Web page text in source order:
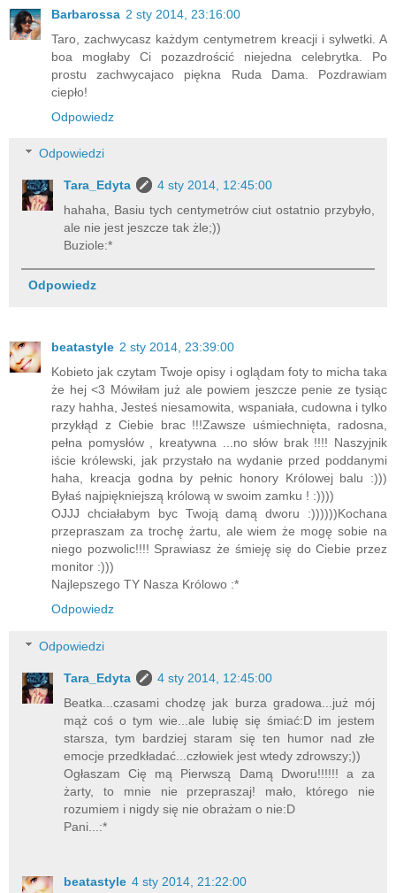
Barbarossa 2 sty 2014, 23:16:00
Taro, zachwycasz każdym centymetrem kreacji i sylwetki. A
boa mogłaby Ci pozazdrościć niejedna celebrytka. Po
prostu zachwycajaco piękna Ruda Dama. Pozdrawiam
ciepło!
Odpowiedz
Odpowiedzi
Tara_Edyta
4 sty 2014, 12:45:00
hahaha, Basiu tych centymetrów ciut ostatnio przybyło,
ale nie jest jeszcze tak żle;))
Buziole:*
Odpowiedz
beatastyle 2 sty 2014, 23:39:00
Kobieto jak czytam Twoje opisy i oglądam foty to micha taka
że hej <3 Mówiłam już ale powiem jeszcze penie ze tysiąc
razy hahha, Jesteś niesamowita, wspaniała, cudowna i tylko
przykłąd z Ciebie brac !!!Zawsze uśmiechnięta, radosna,
pełna pomysłów , kreatywna ...no słów brak !!!! Naszyjnik
iście królewski, jak przystało na wydanie przed poddanymi
haha, kreacja godna by pełnic honory Królowej balu :)))
Byłaś najpiękniejszą królową w swoim zamku ! :))))
OJJJ chciałabym byc Twoją damą dworu :))))))Kochana
przepraszam za trochę żartu, ale wiem że mogę sobie na
niego pozwolic!!!! Sprawiasz że śmieję się do Ciebie przez
monitor :)))
Najlepszego TY Nasza Królowo :*
Odpowiedz
Odpowiedzi
Tara_Edyta
4 sty 2014, 12:45:00
Beatka...czasami chodzę jak burza gradowa...już mój
mąż coś o tym wie...ale lubię się śmiać:D im jestem
starsza, tym bardziej staram się ten humor nad złe
emocje przedkładać...człowiek jest wtedy zdrowszy;))
Ogłaszam Cię mą Pierwszą Damą Dworu!!!!!! a za
żarty, to mnie nie przepraszaj! mało, którego nie
rozumiem i nigdy się nie obrażam o nie:D
Pani...:*
beatastyle 4 sty 2014, 21:22:00